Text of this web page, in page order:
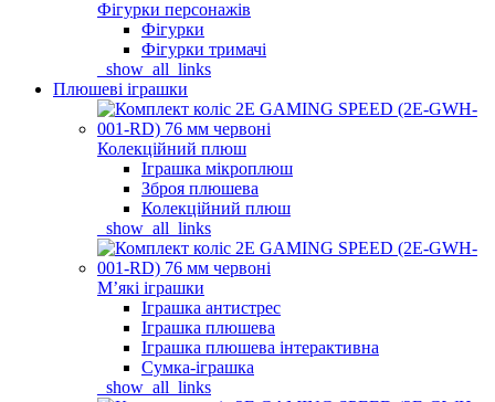
Фігурки персонажів
Фігурки
Фігурки тримачі
_show_all_links
Плюшеві іграшки
Колекційний плюш
Іграшка мікроплюш
Зброя плюшева
Колекційний плюш
_show_all_links
Мʼякі іграшки
Іграшка антистрес
Іграшка плюшева
Іграшка плюшева інтерактивна
Сумка-іграшка
_show_all_links